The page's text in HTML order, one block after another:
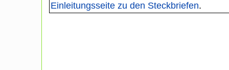
Einleitungsseite zu den Steckbriefen.